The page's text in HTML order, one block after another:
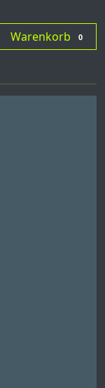
Warenkorb 0